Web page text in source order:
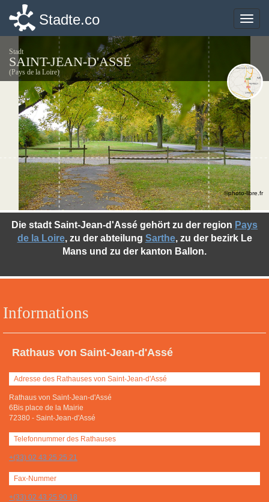
Toggle
Stadte.co
Stadt
SAINT-JEAN-D'ASSÉ
(Pays de la Loire)
Informations
Rathaus von Saint-Jean-d'Assé
Adresse des Rathauses von Saint-Jean-d'Assé
Rathaus von Saint-Jean-d'Assé
6Bis place de la Mairie
72380 - Saint-Jean-d'Assé
Telefonnummer des Rathauses
+(33) 02 43 25 25 21
Fax-Nummer
+(33) 02 43 25 90 18
Die stadt Saint-Jean-d'Assé gehört zu der region Pays
de la Loire, zu der abteilung Sarthe, zu der bezirk Le
Mans und zu der kanton Ballon.
©photo-libre.fr
Toggle
Stadte.co